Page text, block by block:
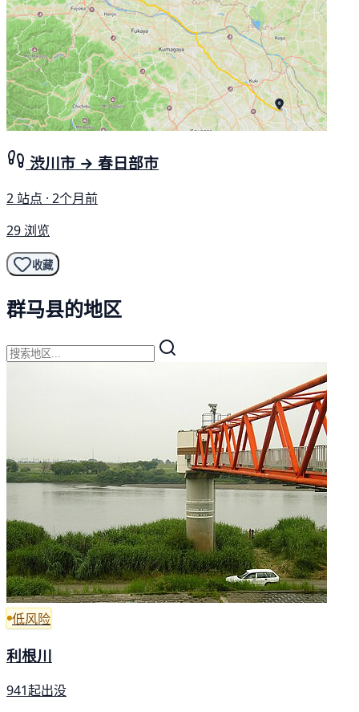
渋川市 → 春日部市
2 站点 · 2个月前
29 浏览
收藏
群马县的地区
低风险
利根川
941起出没